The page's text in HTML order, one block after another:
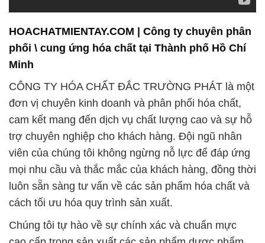
CÔNG TY HÓA CHẤT ĐẮC TRƯỜNG PHÁT là một
đơn vị chuyên kinh doanh và phân phối hóa chất,
cam kết mang đến dịch vụ chất lượng cao và sự hỗ
trợ chuyên nghiệp cho khách hàng. Đội ngũ nhân
viên của chúng tôi không ngừng nỗ lực để đáp ứng
mọi nhu cầu và thắc mắc của khách hàng, đồng thời
luôn sẵn sàng tư vấn về các sản phẩm hóa chất và
cách tối ưu hóa quy trình sản xuất.
Chúng tôi tự hào về sự chính xác và chuẩn mực
cao cấp trong sản xuất các sản phẩm dược phẩm,
đảm bảo rằng khách hàng của chúng tôi luôn nhận
được giải pháp phù hợp nhất cho nhu cầu cụ thể
của họ. Với sự cam kết vững chắc về chất lượng,
chúng tôi không chỉ đáp ứng các yêu cầu kỹ thuật